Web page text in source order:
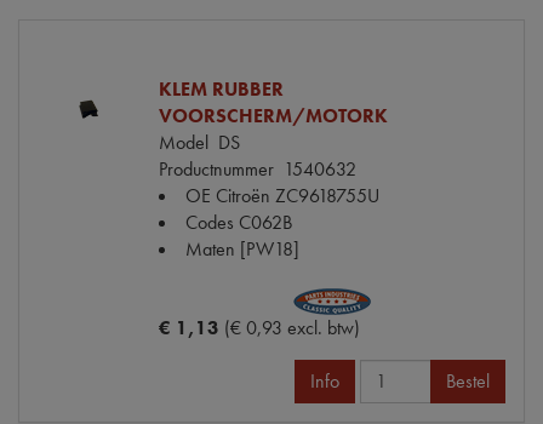
KLEM RUBBER
VOORSCHERM/MOTORK
Model DS
Productnummer 1540632
OE Citroën ZC9618755U
Codes C062B
Maten [PW18]
€ 1,13 (€ 0,93 excl. btw)
Info Bestel